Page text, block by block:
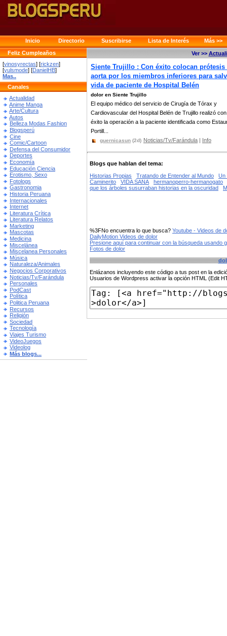
Inicio Directorio Suscribirse Lista de Interés
Más >>
Feliz Cumpleaños
[vinosyrectas] [rickzen]
[yulsmode] [DanielHB]
Mas..
Canales
Actualidad
Anime Manga
Arte/Cultura
Autos
Belleza Modas Fashion
Blogsperú
Cine
Comic/Cartoon
Defensa del Consumidor
Deportes
Economía
Educación Ciencia
Erotismo, Sexo
Fotologs
Gastronomia
Historia Peruana
Internacionales
Internet
Literatura Crítica
Literatura Relatos
Marketing
Mascotas
Medicina
Miscelánea
Miscelanea Personales
Música
Naturaleza/Animales
Negocios Corporativos
Noticias/Tv/Farándula
Personales
PodCast
Política
Politica Peruana
Recursos
Religión
Sociedad
Tecnología
Viajes Turismo
VideoJuegos
Videolog
Más blogs...
Ver >>
Siente Trujillo : Con éxito colocan prótesis
aorta por los miembros inferiores para
vida de paciente de Hospital Belén
dolor en Siente Trujillo
El equipo médico del servicio de Cirugía de Tórax y
Cardiovascular del Hospital Belén de Trujillo realizó con
éxito la operación a la paciente identificada como
Portill...
guernicasun (2d) Noticias/Tv/Farándula | Info
Blogs que hablan del tema:
Historias Propias
Tratando de Entender al Mundo
Un
Caminerito
VIDA SANA
hermanoperro-hermanogato
que los árboles susurraban historias en la oscuridad
%3FNo encuentra lo que busca? Youtube - Videos de
DailyMotion Videos de dolor
Presione aquí para continuar con la búsqueda usando
Fotos de dolor
Enlázanos incluyendo este código a tus post en la
Usuarios de Wordpress activar la opción HTML (Edit